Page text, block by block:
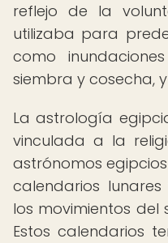
reflejo de la
utilizaba para
como
siembra y cosecha,
La astrología
vinculada a la
astrónomos
calendarios
los movimientos del
Estos calendarios